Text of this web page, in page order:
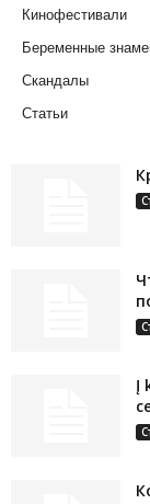
Кинофестивали
Беременные
Скандалы
Статьи
Į